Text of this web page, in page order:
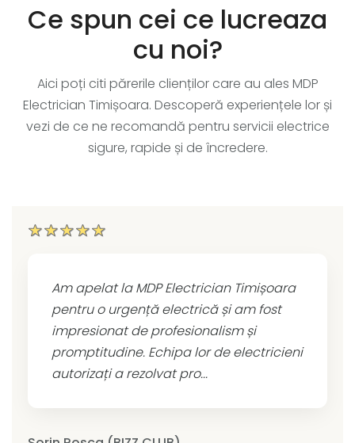
Ce spun cei ce lucreaza
cu noi?
Aici poți citi părerile clienților care au ales MDP
Electrician Timișoara. Descoperă experiențele lor și
vezi de ce ne recomandă pentru servicii electrice
sigure, rapide și de încredere.
Am apelat la MDP Electrician Timișoara
pentru o urgență electrică și am fost
impresionat de profesionalism și
promptitudine. Echipa lor de electricieni
autorizați a rezolvat pro...